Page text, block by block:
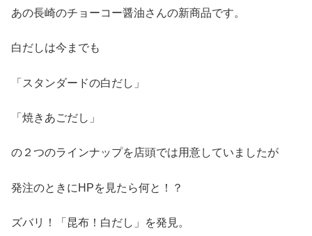
あの長崎のチョーコー醤油さんの新商品です。
白だしは今までも
「スタンダードの白だし」
「焼きあごだし」
の２つのラインナップを店頭では用意していましたが
発注のときにHPを見たら何と！？
ズバリ！「昆布！白だし」を発見。